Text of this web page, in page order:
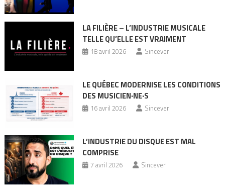
LA FILIÈRE – L’INDUSTRIE MUSICALE
TELLE QU’ELLE EST VRAIMENT
18 avril 2026 Sincever
LE QUÉBEC MODERNISE LES CONDITIONS
DES MUSICIEN·NE·S
16 avril 2026 Sincever
L’INDUSTRIE DU DISQUE EST MAL
COMPRISE
7 avril 2026 Sincever